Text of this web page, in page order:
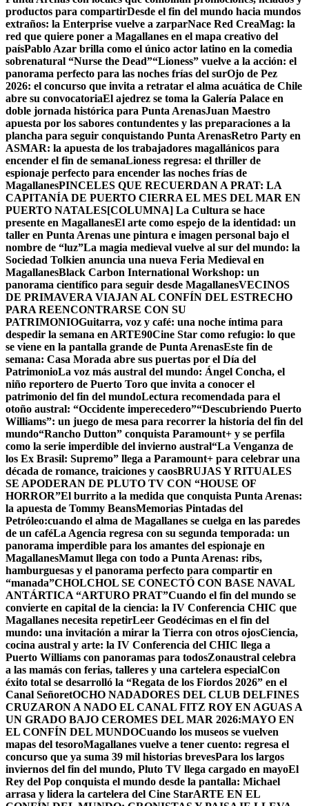
productos para compartirDesde el fin del mundo hacia mundos
extraños: la Enterprise vuelve a zarparNace Red CreaMag: la
red que quiere poner a Magallanes en el mapa creativo del
paísPablo Azar brilla como el único actor latino en la comedia
sobrenatural “Nurse the Dead”“Lioness” vuelve a la acción: el
panorama perfecto para las noches frías del surOjo de Pez
2026: el concurso que invita a retratar el alma acuática de Chile
abre su convocatoriaEl ajedrez se toma la Galería Palace en
doble jornada histórica para Punta ArenasJuan Maestro
apuesta por los sabores contundentes y las preparaciones a la
plancha para seguir conquistando Punta ArenasRetro Party en
ASMAR: la apuesta de los trabajadores magallánicos para
encender el fin de semanaLioness regresa: el thriller de
espionaje perfecto para encender las noches frías de
MagallanesPINCELES QUE RECUERDAN A PRAT: LA
CAPITANÍA DE PUERTO CIERRA EL MES DEL MAR EN
PUERTO NATALES[COLUMNA] La Cultura se hace
presente en MagallanesEl arte como espejo de la identidad: un
taller en Punta Arenas une pintura e imagen personal bajo el
nombre de “luz”La magia medieval vuelve al sur del mundo: la
Sociedad Tolkien anuncia una nueva Feria Medieval en
MagallanesBlack Carbon International Workshop: un
panorama científico para seguir desde MagallanesVECINOS
DE PRIMAVERA VIAJAN AL CONFÍN DEL ESTRECHO
PARA REENCONTRARSE CON SU
PATRIMONIOGuitarra, voz y café: una noche íntima para
despedir la semana en ARTE90Cine Star como refugio: lo que
se viene en la pantalla grande de Punta ArenasEste fin de
semana: Casa Morada abre sus puertas por el Día del
PatrimonioLa voz más austral del mundo: Ángel Concha, el
niño reportero de Puerto Toro que invita a conocer el
patrimonio del fin del mundoLectura recomendada para el
otoño austral: “Occidente imperecedero”“Descubriendo Puerto
Williams”: un juego de mesa para recorrer la historia del fin del
mundo“Rancho Dutton” conquista Paramount+ y se perfila
como la serie imperdible del invierno austral“La Venganza de
los Ex Brasil: Supremo” llega a Paramount+ para celebrar una
década de romance, traiciones y caosBRUJAS Y RITUALES
SE APODERAN DE PLUTO TV CON “HOUSE OF
HORROR”El burrito a la medida que conquista Punta Arenas:
la apuesta de Tommy BeansMemorias Pintadas del
Petróleo:cuando el alma de Magallanes se cuelga en las paredes
de un caféLa Agencia regresa con su segunda temporada: un
panorama imperdible para los amantes del espionaje en
MagallanesMamut llega con todo a Punta Arenas: ribs,
hamburguesas y el panorama perfecto para compartir en
“manada”CHOLCHOL SE CONECTÓ CON BASE NAVAL
ANTÁRTICA “ARTURO PRAT”Cuando el fin del mundo se
convierte en capital de la ciencia: la IV Conferencia CHIC que
Magallanes necesita repetirLeer Geodécimas en el fin del
mundo: una invitación a mirar la Tierra con otros ojosCiencia,
cocina austral y arte: la IV Conferencia del CHIC llega a
Puerto Williams con panoramas para todosZonaustral celebra
a las mamás con ferias, talleres y una cartelera especialCon
éxito total se desarrolló la “Regata de los Fiordos 2026” en el
Canal SeñoretOCHO NADADORES DEL CLUB DELFINES
CRUZARON A NADO EL CANAL FITZ ROY EN AGUAS A
UN GRADO BAJO CEROMES DEL MAR 2026:MAYO EN
EL CONFÍN DEL MUNDOCuando los museos se vuelven
mapas del tesoroMagallanes vuelve a tener cuento: regresa el
concurso que ya suma 39 mil historias brevesPara los largos
inviernos del fin del mundo, Pluto TV llega cargado en mayoEl
Rey del Pop conquista el mundo desde la pantalla: Michael
arrasa y lidera la cartelera del Cine StarARTE EN EL